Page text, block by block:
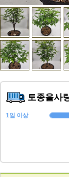
토종을사
1일 이상